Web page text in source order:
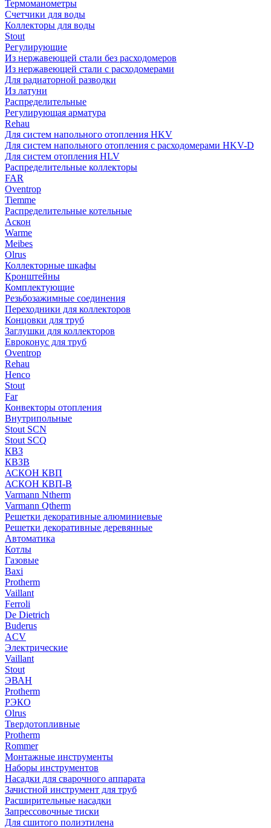
Термоманометры
Счетчики для воды
Коллекторы для воды
Stout
Регулирующие
Из нержавеющей стали без расходомеров
Из нержавеющей стали с расходомерами
Для радиаторной разводки
Из латуни
Распределительные
Регулирующая арматура
Rehau
Для систем напольного отопления HKV
Для систем напольного отопления с расходомерами HKV-D
Для систем отопления HLV
Распределительные коллекторы
FAR
Oventrop
Tiemme
Распределительные котельные
Аскон
Warme
Meibes
Olrus
Коллекторные шкафы
Кронштейны
Комплектующие
Резьбозажимные соединения
Переходники для коллекторов
Концовки для труб
Заглушки для коллекторов
Евроконус для труб
Oventrop
Rehau
Henco
Stout
Far
Конвекторы отопления
Внутрипольные
Stout SCN
Stout SCQ
КВЗ
КВЗВ
АСКОН КВП
АСКОН КВП-В
Varmann Ntherm
Varmann Qtherm
Решетки декоративные алюминиевые
Решетки декоративные деревянные
Автоматика
Котлы
Газовые
Baxi
Protherm
Vaillant
Ferroli
De Dietrich
Buderus
ACV
Электрические
Vaillant
Stout
ЭВАН
Protherm
РЭКО
Olrus
Твердотопливные
Protherm
Rommer
Монтажные инструменты
Наборы инструментов
Насадки для сварочного аппарата
Зачистной инструмент для труб
Расширительные насадки
Запрессовочные тиски
Для сшитого полиэтилена